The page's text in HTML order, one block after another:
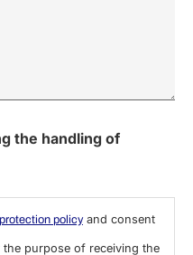
the handling of